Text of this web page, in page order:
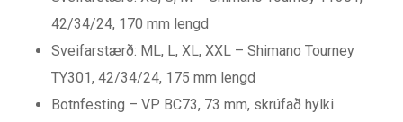
42/34/24, 170 mm lengd
Sveifarstærð: ML, L, XL, XXL – Shimano Tourney
TY301, 42/34/24, 175 mm lengd
Botnfesting – VP BC73, 73 mm, skrúfað hylki